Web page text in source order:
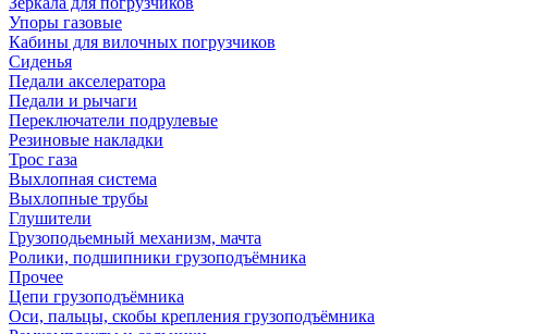
Упоры газовые
Кабины для вилочных погрузчиков
Сиденья
Педали акселератора
Педали и рычаги
Переключатели подрулевые
Резиновые накладки
Трос газа
Выхлопная система
Выхлопные трубы
Глушители
Грузоподьемный механизм, мачта
Ролики, подшипники грузоподъёмника
Прочее
Цепи грузоподъёмника
Оси, пальцы, скобы крепления грузоподъёмника